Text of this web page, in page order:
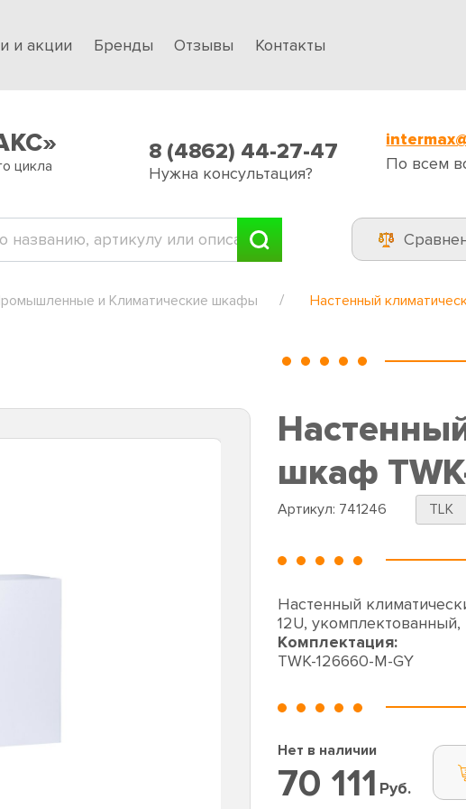
и акции Бренды Отзывы Контакты
цикла
8 (4862) 44-27-47
Нужна консультация?
По всем
и Климатические шкафы Настенный
шкаф
Артикул: 741246 TLK
Настенный
12U,
Комплектация:
TWK-126660-M-GY
Нет в наличии
70 111 Руб.